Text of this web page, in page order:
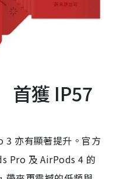
首獲 IP57
3 亦有顯著提升。官方
Pro 及 AirPods 4 的